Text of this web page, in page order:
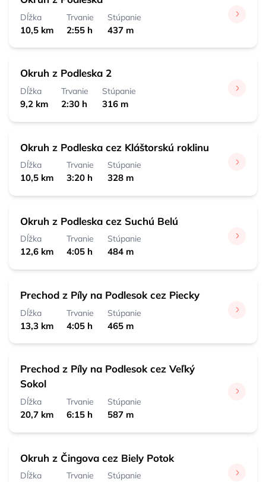
0:30 h 0,7 km
Biely potok, ústie
2,5 km
0:30 h 1,8 km
Čingov, centrum
0:10 h 0,5 km
Dĺžka
10,5 km
Trvanie
2:55 h
Stúpanie
437 m
Okruh z Podleska 2
Dĺžka
9,2 km
Trvanie
2:30 h
Stúpanie
316 m
Okruh z Podleska cez Kláštorskú roklinu
Dĺžka
10,5 km
Trvanie
3:20 h
Stúpanie
328 m
Okruh z Podleska cez Suchú Belú
Dĺžka
12,6 km
Trvanie
4:05 h
Stúpanie
484 m
Prechod z Píly na Podlesok cez Piecky
Dĺžka
13,3 km
Trvanie
4:05 h
Stúpanie
465 m
Prechod z Píly na Podlesok cez Veľký
Sokol
Dĺžka
20,7 km
Trvanie
6:15 h
Stúpanie
587 m
Okruh z Čingova cez Biely Potok
Dĺžka Trvanie Stúpanie